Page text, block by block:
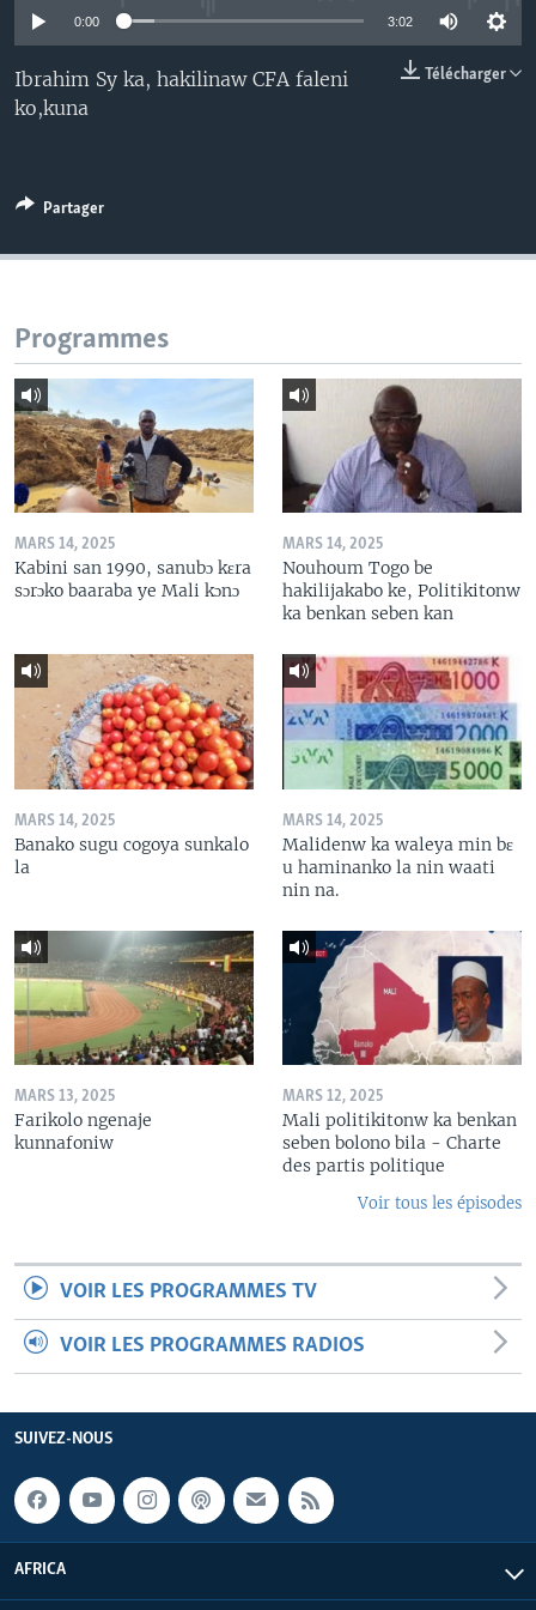
0:00 3:02
Télécharger
Ibrahim Sy ka, hakilinaw CFA faleni
ko,kuna
Partager
Programmes
MARS 14, 2025
Kabini san 1990, sanubɔ kɛra
sɔrɔko baaraba ye Mali kɔnɔ
MARS 14, 2025
Nouhoum Togo be
hakilijakabo ke, Politikitonw
ka benkan seben kan
MARS 14, 2025
Banako sugu cogoya sunkalo
la
MARS 14, 2025
Malidenw ka waleya min bɛ
u haminanko la nin waati
nin na.
MARS 13, 2025
Farikolo ngenaje
kunnafoniw
MARS 12, 2025
Mali politikitonw ka benkan
seben bolono bila - Charte
des partis politique
Voir tous les épisodes
VOIR LES PROGRAMMES TV
VOIR LES PROGRAMMES RADIOS
SUIVEZ-NOUS
AFRICA